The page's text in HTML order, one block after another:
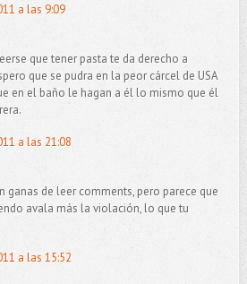
a las 9:09
que tener pasta te da derecho a
que se pudra en la peor cárcel de USA
en el baño le hagan a él lo mismo que él
a las 21:08
ganas de leer comments, pero parece que
avala más la violación, lo que tu
a las 15:52